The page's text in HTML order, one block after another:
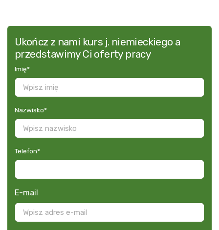
Ukończ z nami kurs j. niemieckiego a
przedstawimy Ci oferty pracy
Imię*
Nazwisko*
Telefon*
E-mail